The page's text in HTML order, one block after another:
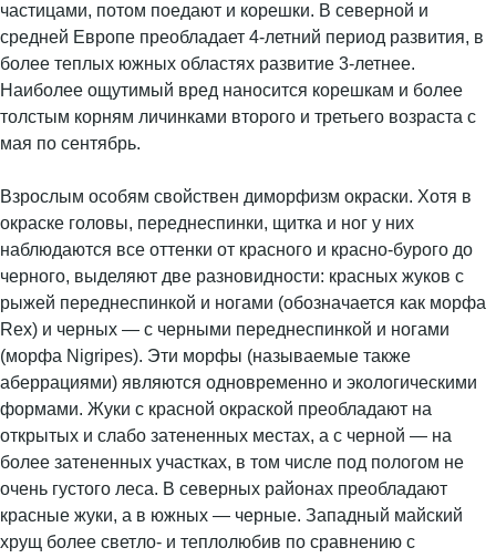
частицами, потом поедают и корешки. В северной и
средней Европе преобладает 4-летний период развития, в
более теплых южных областях развитие 3-летнее.
Наиболее ощутимый вред наносится корешкам и более
толстым корням личинками второго и третьего возраста с
мая по сентябрь.
Взрослым особям свойствен диморфизм окраски. Хотя в
окраске головы, переднеспинки, щитка и ног у них
наблюдаются все оттенки от красного и красно-бурого до
черного, выделяют две разновидности: красных жуков с
рыжей переднеспинкой и ногами (обозначается как морфа
Rex) и черных — с черными переднеспинкой и ногами
(морфа Nigripes). Эти морфы (называемые также
аберрациями) являются одновременно и экологическими
формами. Жуки с красной окраской преобладают на
открытых и слабо затененных местах, а с черной — на
более затененных участках, в том числе под пологом не
очень густого леса. В северных районах преобладают
красные жуки, а в южных — черные. Западный майский
хрущ более светло- и теплолюбив по сравнению с